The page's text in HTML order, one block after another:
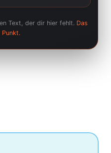
Text, der dir hier fehlt. Das